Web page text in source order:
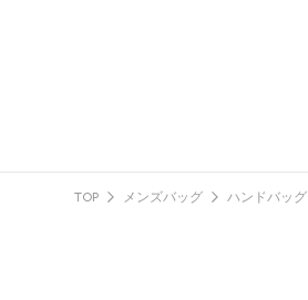
TOP メンズバッグ ハンドバッグ